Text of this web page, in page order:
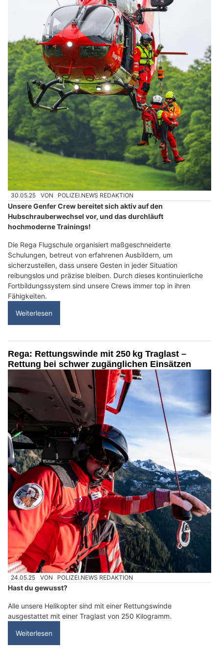
30.05.25 VON POLIZEI.NEWS REDAKTION
Unsere Genfer Crew bereitet sich aktiv auf den
Hubschrauberwechsel vor, und das durchläuft
hochmoderne Trainings!
Die Rega Flugschule organisiert maßgeschneiderte
Schulungen, betreut von erfahrenen Ausbildern, um
sicherzustellen, dass unsere Gesten in jeder Situation
reibungslos und präzise bleiben. Durch dieses kontinuierliche
Fortbildungssystem sind unsere Crews immer top in ihren
Fähigkeiten.
Weiterlesen
Rega: Rettungswinde mit 250 kg Traglast –
Rettung bei schwer zugänglichen Einsätzen
24.05.25 VON POLIZEI.NEWS REDAKTION
Hast du gewusst?
Alle unsere Helikopter sind mit einer Rettungswinde
ausgestattet mit einer Traglast von 250 Kilogramm.
Weiterlesen